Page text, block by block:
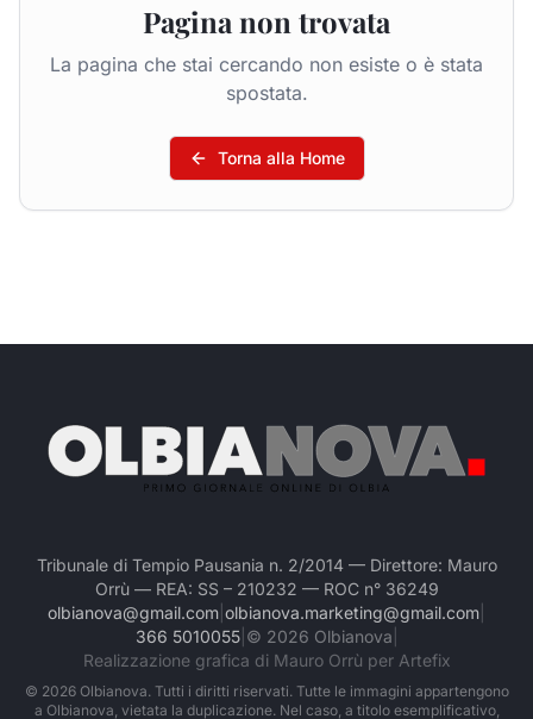
Pagina non trovata
La pagina che stai cercando non esiste o è stata
spostata.
Torna alla Home
Tribunale di Tempio Pausania n. 2/2014 — Direttore: Mauro
Orrù — REA: SS – 210232 — ROC n° 36249
olbianova@gmail.com olbianova.marketing@gmail.com
366 5010055| © 2026 Olbianova
Realizzazione grafica di Mauro Orrù per Artefix
© 2026Olbianova. Tutti i diritti riservati. Tutte le immagini appartengono
a Olbianova, vietata la duplicazione. Nel caso, a titolo esemplificativo,